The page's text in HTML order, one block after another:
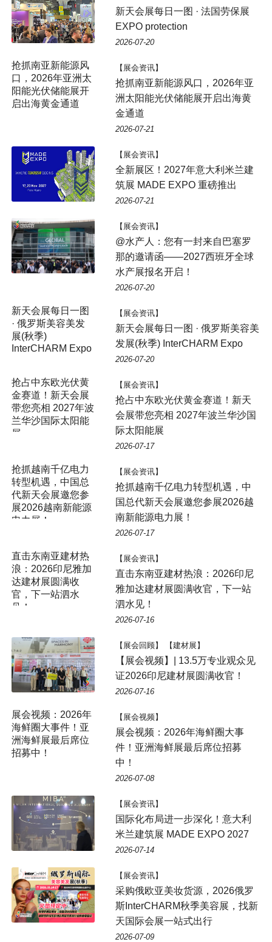
新天会展每日一图 · 法国劳保展
EXPO protection
2026-07-20
【展会资讯】
抢抓南亚新能源风口，2026年亚
洲太阳能光伏储能展开启出海黄
金通道
2026-07-21
【展会资讯】
全新展区！2027年意大利米兰建
筑展 MADE EXPO 重磅推出
2026-07-21
【展会资讯】
@水产人：您有一封来自巴塞罗
那的邀请函——2027西班牙全球
水产展报名开启！
2026-07-20
【展会资讯】
新天会展每日一图 · 俄罗斯美容美
发展(秋季) InterCHARM Expo
2026-07-20
【展会资讯】
抢占中东欧光伏黄金赛道！新天
会展带您亮相 2027年波兰华沙国
际太阳能展
2026-07-17
【展会资讯】
抢抓越南千亿电力转型机遇，中
国总代新天会展邀您参展2026越
南新能源电力展！
2026-07-17
直击东南亚建材热
浪：2026印尼雅加
达建材展圆满收
官，下一站泗水
见！
【展会资讯】
直击东南亚建材热浪：2026印尼
雅加达建材展圆满收官，下一站
泗水见！
2026-07-16
【展会回顾】 【建材展】
【展会视频】| 13.5万专业观众见
证2026印尼建材展圆满收官！
2026-07-16
展会视频：2026年
海鲜圈大事件！亚
洲海鲜展最后席位
招募中！
【展会视频】
展会视频：2026年海鲜圈大事
件！亚洲海鲜展最后席位招募
中！
2026-07-08
【展会资讯】
国际化布局进一步深化！意大利
米兰建筑展 MADE EXPO 2027
2026-07-14
【展会资讯】
采购俄欧亚美妆货源，2026俄罗
斯InterCHARM秋季美容展，找新
天国际会展一站式出行
2026-07-09